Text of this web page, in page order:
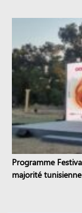
Programme
majorité